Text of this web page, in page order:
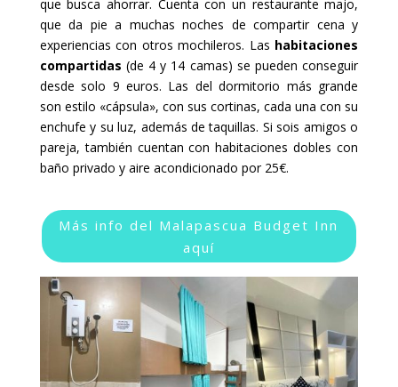
que busca ahorrar. Cuenta con un restaurante majo,
que da pie a muchas noches de compartir cena y
experiencias con otros mochileros. Las habitaciones
compartidas (de 4 y 14 camas) se pueden conseguir
desde solo 9 euros. Las del dormitorio más grande
son estilo «cápsula», con sus cortinas, cada una con su
enchufe y su luz, además de taquillas. Si sois amigos o
pareja, también cuentan con habitaciones dobles con
baño privado y aire acondicionado por 25€.
Más info del Malapascua Budget Inn
aquí